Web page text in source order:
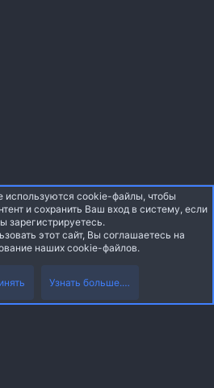
Политика конфиденциальности
13 Время 0.0520s Память 3.37MB
Верх
используются cookie-файлы, чтобы
и сохранить Ваш вход в систему, если
зарегистрируетесь.
этот сайт, Вы соглашаетесь на
наших cookie-файлов.
Узнать больше.…